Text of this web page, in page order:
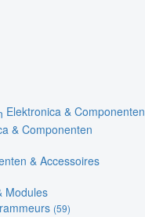
Elektronica & Componenten
& Componenten
& Accessoires
Modules
(59)